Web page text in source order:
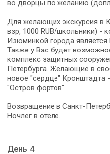
во дворцы по желанию
Для желающих экскурсия в
взр, 1000 RUB/школьники) -
Изюминкой города
Также у Вас будет
комплекс защитных
Петербурга. Желающие в
новое "сердце" Кронштадта
"Остров фортов"
Возвращение в Санкт-
Ночлег в отеле.
День 4